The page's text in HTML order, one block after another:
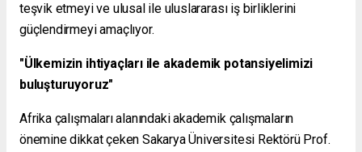
teşvik etmeyi ve ulusal ile uluslararası iş birliklerini
güçlendirmeyi amaçlıyor.
"Ülkemizin ihtiyaçları ile akademik potansiyelimizi
buluşturuyoruz"
Afrika çalışmaları alanındaki akademik çalışmaların
önemine dikkat çeken Sakarya Üniversitesi Rektörü Prof.